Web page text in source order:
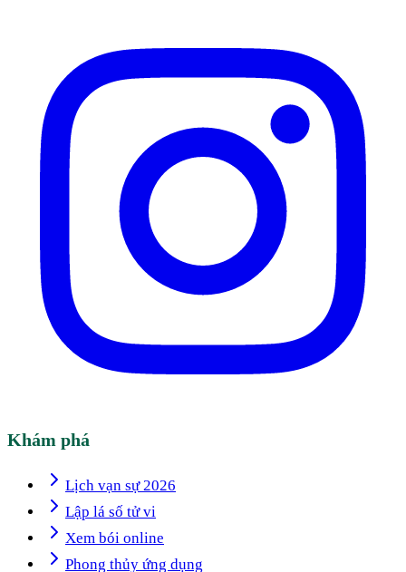
Khám phá
Lịch vạn sự 2026
Lập lá số tử vi
Xem bói online
Phong thủy ứng dụng